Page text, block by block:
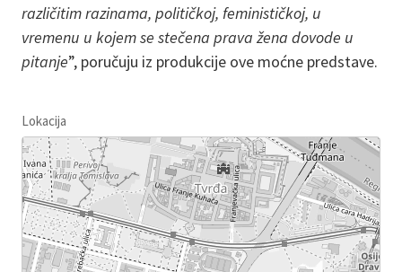
različitim razinama, političkoj, feminističkoj, u
vremenu u kojem se stečena prava žena dovode u
pitanje”, poručuju iz produkcije ove moćne predstave.
Lokacija